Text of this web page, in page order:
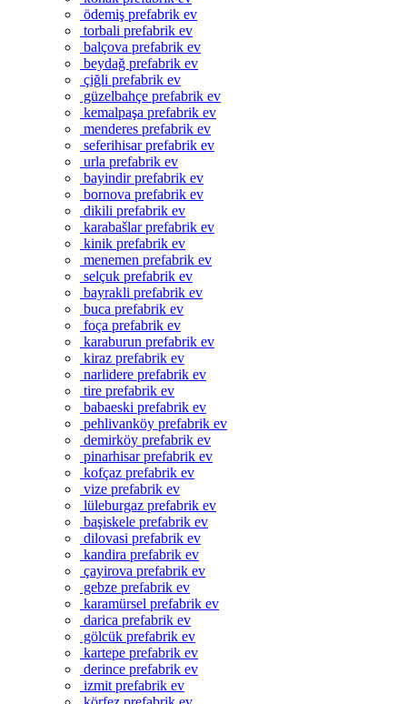
ödemiş prefabrik ev
torbali prefabrik ev
balçova prefabrik ev
beydağ prefabrik ev
çiğli prefabrik ev
güzelbahçe prefabrik ev
kemalpaşa prefabrik ev
menderes prefabrik ev
seferihisar prefabrik ev
urla prefabrik ev
bayindir prefabrik ev
bornova prefabrik ev
dikili prefabrik ev
karabašlar prefabrik ev
kinik prefabrik ev
menemen prefabrik ev
selçuk prefabrik ev
bayrakli prefabrik ev
buca prefabrik ev
foça prefabrik ev
karaburun prefabrik ev
kiraz prefabrik ev
narlidere prefabrik ev
tire prefabrik ev
babaeski prefabrik ev
pehlivanköy prefabrik ev
demirköy prefabrik ev
pinarhisar prefabrik ev
kofçaz prefabrik ev
vize prefabrik ev
lüleburgaz prefabrik ev
başiskele prefabrik ev
dilovasi prefabrik ev
kandira prefabrik ev
çayirova prefabrik ev
gebze prefabrik ev
karamürsel prefabrik ev
darica prefabrik ev
gölcük prefabrik ev
kartepe prefabrik ev
derince prefabrik ev
izmit prefabrik ev